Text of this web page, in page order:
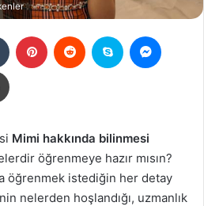
Tumblr Pinterest Reddit Skype
Yazdır
Mimi hakkında bilinmesi
öğrenmeye hazır mısın?
öğrenmek istediğin her detay
nelerden hoşlandığı, uzmanlık